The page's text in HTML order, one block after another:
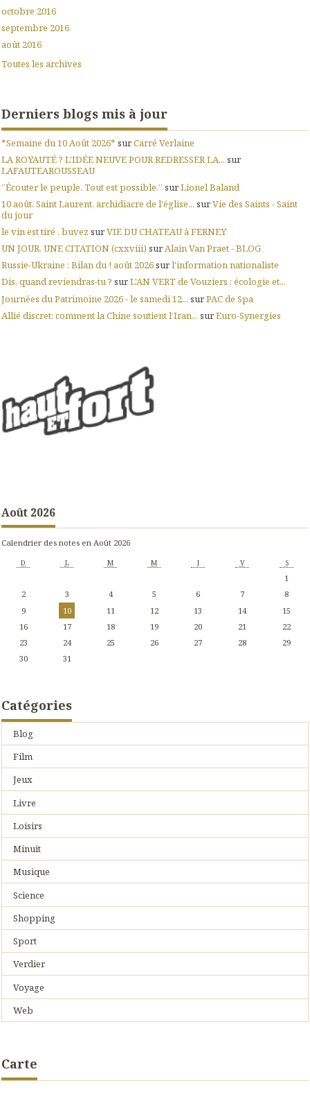
octobre 2016
septembre 2016
août 2016
Toutes les archives
Derniers blogs mis à jour
*Semaine du 10 Août 2026* surCarré Verlaine
LA ROYAUTÉ ? L'IDÉE NEUVE POUR REDRESSER LA... sur
LAFAUTEAROUSSEAU
”Écouter le peuple. Tout est possible.” surLionel Baland
10 août. Saint Laurent, archidiacre de l'église... surVie des Saints - Saint
du jour
le vin est tiré , buvez surVIE DU CHATEAU à FERNEY
UN JOUR, UNE CITATION (cxxviii) surAlain Van Praet - BLOG
Russie-Ukraine : Bilan du ! août 2026surl'information nationaliste
Dis, quand reviendras-tu ? surL'AN VERT de Vouziers : écologie et...
Journées du Patrimoine 2026 - le samedi 12... surPAC de Spa
Allié discret: comment la Chine soutient l’Iran... surEuro-Synergies
Août 2026
Calendrier des notes en Août 2026
D L M M J V S
1
2
3 4 5 6 7
8
9
10 11 12 13 14
15
16
17 18 19 20 21
22
23
24 25 26 27 28
29
30
31
Catégories
Blog
Film
Jeux
Livre
Loisirs
Minuit
Musique
Science
Shopping
Sport
Verdier
Voyage
Web
Carte